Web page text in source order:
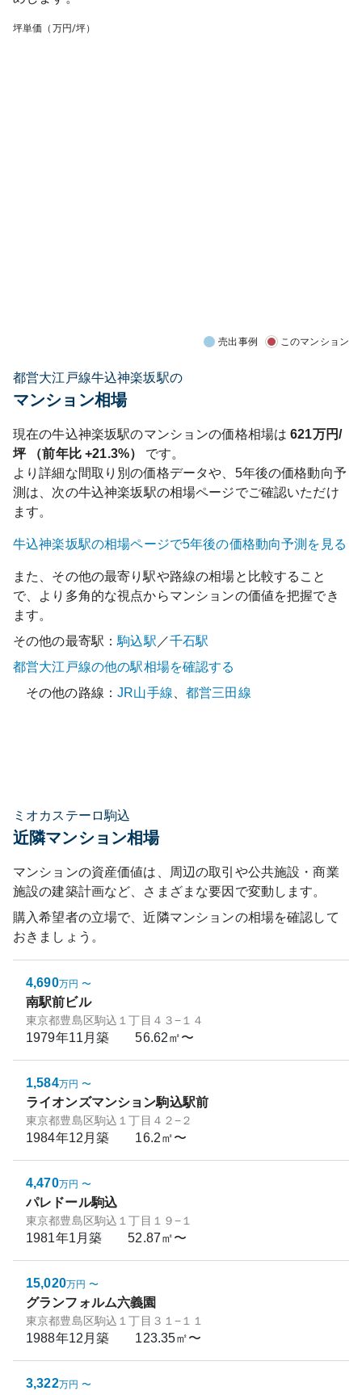
坪単価（万円/坪）
売出事例 このマンション
都営大江戸線牛込神楽坂駅の
マンション相場
現在の牛込神楽坂駅のマンションの価格相場は 621万円/
坪 （前年比+21.3%）
です。
より詳細な間取り別の価格データや、5年後の価格動向予
測は、次の牛込神楽坂駅の相場ページでご確認いただけ
ます。
牛込神楽坂駅の相場ページで5年後の価格動向予測を見る
また、その他の最寄り駅や路線の相場と比較すること
で、より多角的な視点からマンションの価値を把握でき
ます。
その他の最寄駅：駒込駅 ／千石駅
都営大江戸線の他の駅相場を確認する
その他の路線：JR山手線 都営三田線
ミオカステーロ駒込
近隣マンション相場
マンションの資産価値は、周辺の取引や公共施設・商業
施設の建築計画など、さまざまな要因で変動します。
購入希望者の立場で、近隣マンションの相場を確認して
おきましょう。
4,690万円 〜
南駅前ビル
東京都豊島区駒込１丁目４３−１４
1979年11月築 56.62㎡〜
1,584万円 〜
ライオンズマンション駒込駅前
東京都豊島区駒込１丁目４２−２
1984年12月築 16.2㎡〜
4,470万円 〜
パレドール駒込
東京都豊島区駒込１丁目１９−１
1981年1月築 52.87㎡〜
15,020万円 〜
グランフォルム六義園
東京都豊島区駒込１丁目３１−１１
1988年12月築 123.35㎡〜
3,322万円 〜